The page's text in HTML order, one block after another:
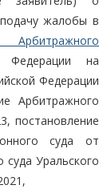
жалобы в
Арбитражного
Федерации на
Федерации
Арбитражного
постановление
суда от
суда Уральского